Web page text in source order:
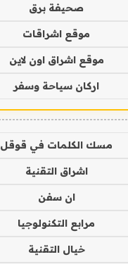
صحيفة برق
موقع اشراقات
موقع اشراق اون لاين
اركان سياحة وسفر
مسك الكلمات في قوقل
اشراق التقنية
ان سفن
مرابع التكنولوجيا
خيال التقنية